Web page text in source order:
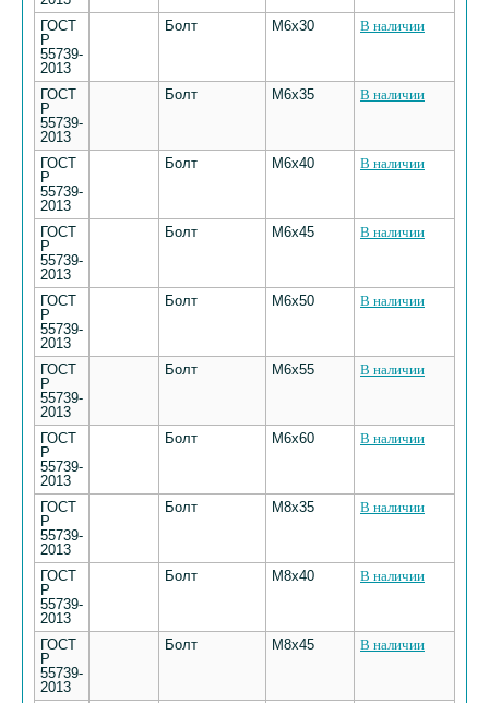
ГОСТ
Р
55739-
2013
Болт М6х30 В наличии
ГОСТ
Р
55739-
2013
Болт М6х35 В наличии
ГОСТ
Р
55739-
2013
Болт М6х40 В наличии
ГОСТ
Р
55739-
2013
Болт М6х45 В наличии
ГОСТ
Р
55739-
2013
Болт М6х50 В наличии
ГОСТ
Р
55739-
2013
Болт М6х55 В наличии
ГОСТ
Р
55739-
2013
Болт М6х60 В наличии
ГОСТ
Р
55739-
2013
Болт М8х35 В наличии
ГОСТ
Р
55739-
2013
Болт М8х40 В наличии
ГОСТ
Р
55739-
2013
Болт М8х45 В наличии